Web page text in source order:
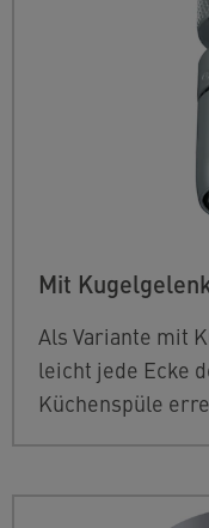
Mit
Als Variante mit
leicht jede Ecke
Küchenspüle